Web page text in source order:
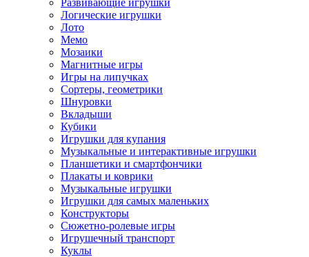
Развивающие игрушки
Логические игрушки
Лото
Мемо
Мозаики
Магнитные игры
Игры на липучках
Сортеры, геометрики
Шнуровки
Вкладыши
Кубики
Игрушки для купания
Музыкальные и интерактивные игрушки
Планшетики и смартфончики
Плакаты и коврики
Музыкальные игрушки
Игрушки для самых маленьких
Конструкторы
Сюжетно-ролевые игры
Игрушечный транспорт
Куклы